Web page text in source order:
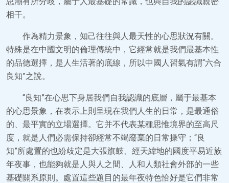
相干。
作為精力景象，知己往往與人最天性的心思狀況有關。
特殊是在中國文明的倫理傳統中，它經常就是我們最基本性
的品德選擇，是人生活著的底線，所以中國人習氣有謂“六合
良知”之說。
“良知”在心思下身居我們自我認識的底層，屬于最基本
的心思景象，在表示上則呈現在我們人生的日常，是最通俗
的、最平實的立場選擇。它并不代表某種思惟境界的至高尺
度，就是人們必需保持卻經常不竭廢棄的日常操守；“良
知”所處置的也紛歧定是大張旗鼓、經天緯地的國度平易近族
年夜事，也能夠就是人與人之間、人和人類社會外部的一些
基礎關系原則。處置這些題目的最年夜特色恰好是它們非常